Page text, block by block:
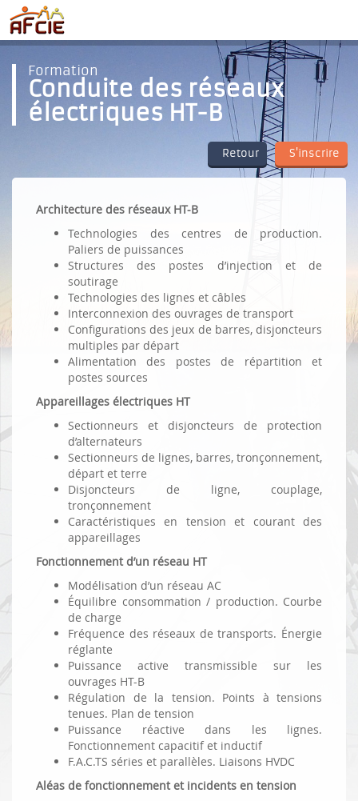
Formation
Conduite des réseaux
électriques HT-B
Retour S'inscrire
Architecture des réseaux HT-B
Technologies des centres de production.
Paliers de puissances
Structures des postes d’injection et de
soutirage
Technologies des lignes et câbles
Interconnexion des ouvrages de transport
Configurations des jeux de barres, disjoncteurs
multiples par départ
Alimentation des postes de répartition et
postes sources
Appareillages électriques HT
Sectionneurs et disjoncteurs de protection
d’alternateurs
Sectionneurs de lignes, barres, tronçonnement,
départ et terre
Disjoncteurs de ligne, couplage,
tronçonnement
Caractéristiques en tension et courant des
appareillages
Fonctionnement d’un réseau HT
Modélisation d’un réseau AC
Équilibre consommation / production. Courbe
de charge
Fréquence des réseaux de transports. Énergie
réglante
Puissance active transmissible sur les
ouvrages HT-B
Régulation de la tension. Points à tensions
tenues. Plan de tension
Puissance réactive dans les lignes.
Fonctionnement capacitif et inductif
F.A.C.TS séries et parallèles. Liaisons HVDC
Aléas de fonctionnement et incidents en tension